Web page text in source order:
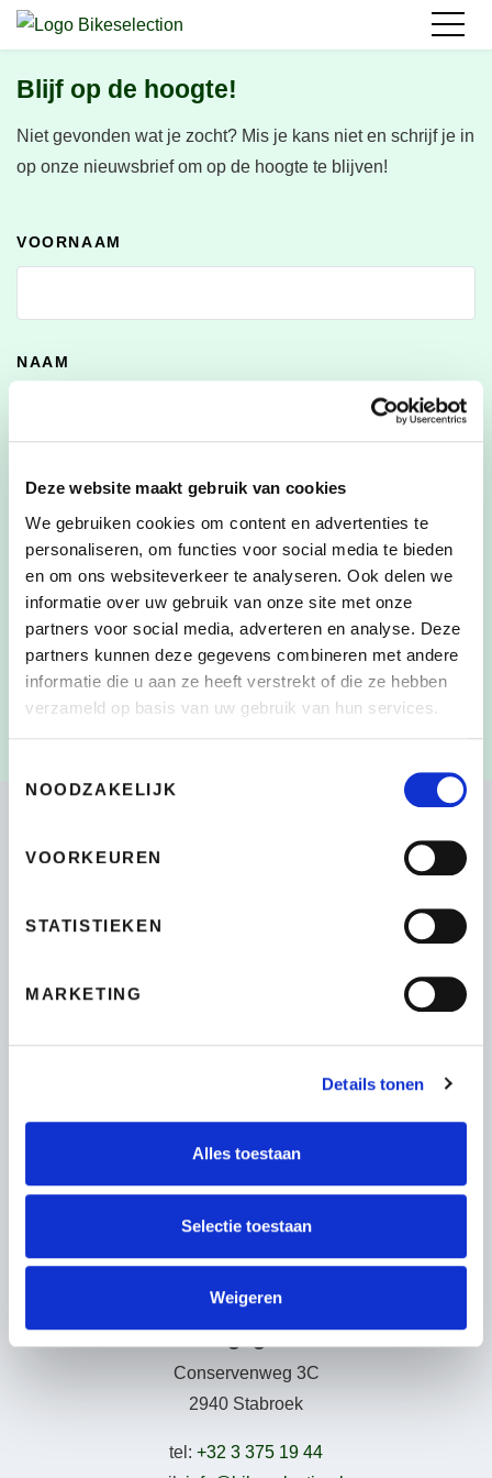
Deze website maakt gebruik van cookies
We gebruiken cookies om content en advertenties te
personaliseren, om functies voor social media te bieden
en om ons websiteverkeer te analyseren. Ook delen we
informatie over uw gebruik van onze site met onze
partners voor social media, adverteren en analyse. Deze
partners kunnen deze gegevens combineren met andere
informatie die u aan ze heeft verstrekt of die ze hebben
verzameld op basis van uw gebruik van hun services.
NOODZAKELIJK
VOORKEUREN
STATISTIEKEN
MARKETING
Details tonen
Alles toestaan
Selectie toestaan
Weigeren
Blijf op de hoogte!
Niet gevonden wat je zocht? Mis je kans niet en schrijf je in
op onze nieuwsbrief om op de hoogte te blijven!
VOORNAAM
NAAM
E-MAILADRES*
CONSENT *
Door dit vakje aan te vinken, heb ik de
verzameling en het gebruik van mijn persoonlijke
gelezen en begrepen
4.7
Leasing – Lease-a-Bike
Garantie
Adresgegevens
Conservenweg 3C
2940 Stabroek
tel: +32 3 375 19 44